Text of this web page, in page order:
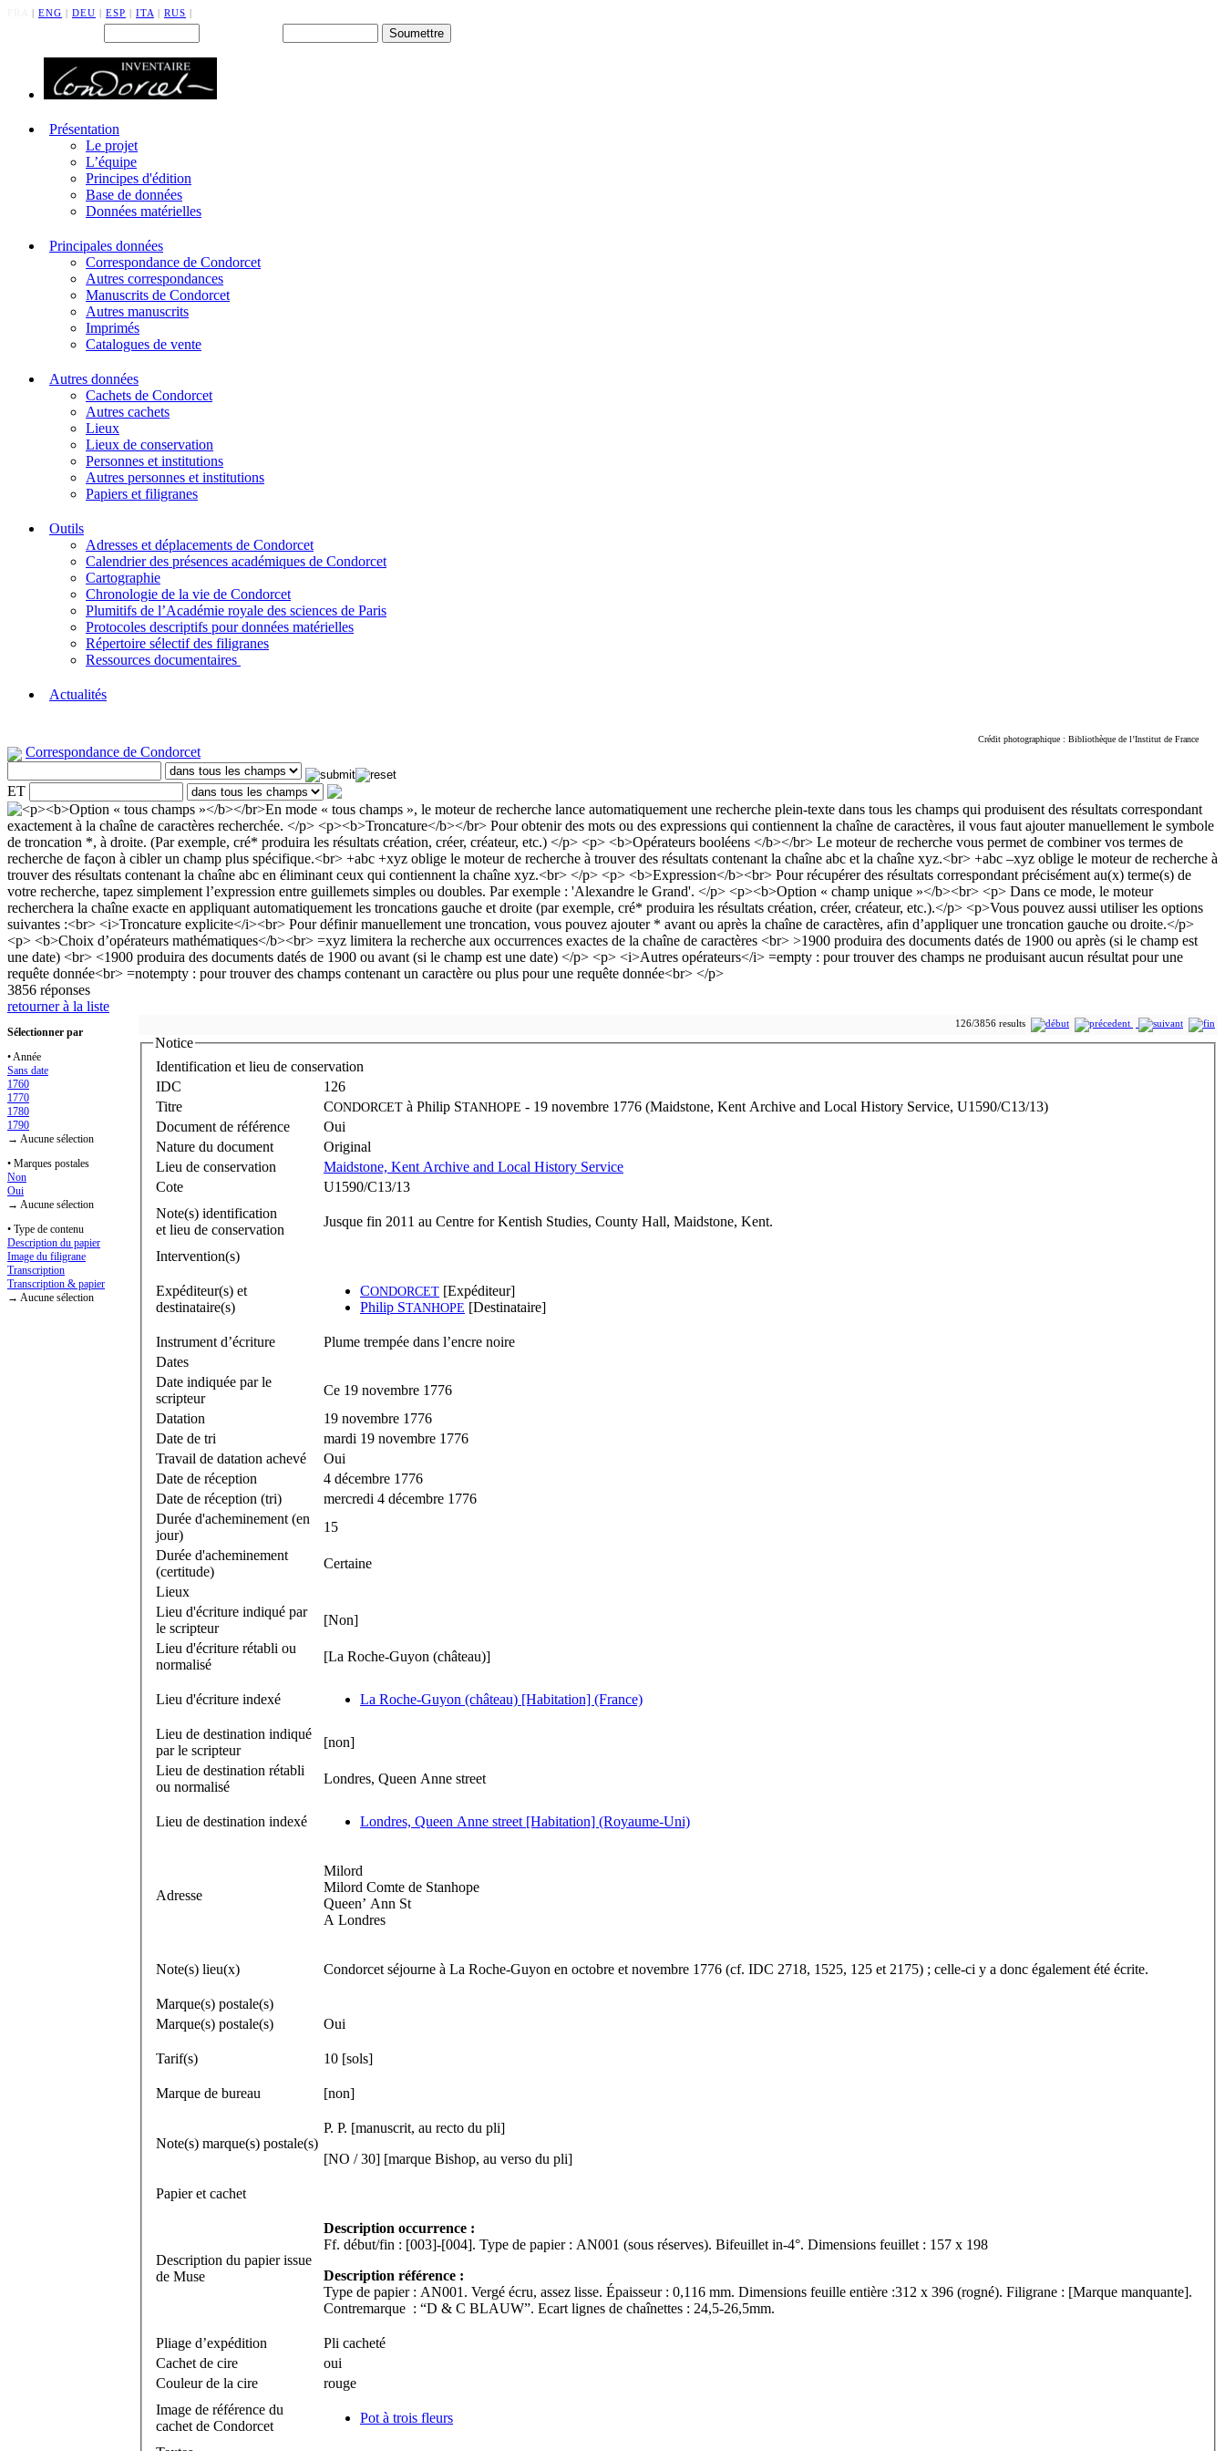
| ENG | DEU | ESP | ITA | RUS |
Présentation
Le projet
L’équipe
Principes d'édition
Base de données
Données matérielles
Principales données
Correspondance de Condorcet
Autres correspondances
Manuscrits de Condorcet
Autres manuscrits
Imprimés
Catalogues de vente
Autres données
Cachets de Condorcet
Autres cachets
Lieux
Lieux de conservation
Personnes et institutions
Autres personnes et institutions
Papiers et filigranes
Outils
Adresses et déplacements de Condorcet
Calendrier des présences académiques de Condorcet
Cartographie
Chronologie de la vie de Condorcet
Plumitifs de l’Académie royale des sciences de Paris
Protocoles descriptifs pour données matérielles
Répertoire sélectif des filigranes
Ressources documentaires
Actualités
Crédit photographique : Bibliothèque de l’Institut de France
Correspondance de Condorcet
ET
3856 réponses
retourner à la liste
Sélectionner par
• Année
Sans date
1760
1770
1780
1790
→ Aucune sélection
• Marques postales
Non
Oui
→ Aucune sélection
• Type de contenu
Description du papier
Image du filigrane
Transcription
Transcription & papier
→ Aucune sélection
126/3856 results
Notice
Identification et lieu de conservation
IDC
126
Titre
CONDORCET à Philip STANHOPE - 19 novembre 1776 (Maidstone, Kent Archive and Local History Service, U1590/C13/13)
Document de référence
Oui
Nature du document
Original
Lieu de conservation
Maidstone, Kent Archive and Local History Service
Cote
U1590/C13/13
Note(s) identification
et lieu de conservation
Jusque fin 2011 au Centre for Kentish Studies, County Hall, Maidstone, Kent.
Intervention(s)
Expéditeur(s) et
destinataire(s)
CONDORCET [Expéditeur]
Philip STANHOPE [Destinataire]
Instrument d’écriture
Plume trempée dans l’encre noire
Dates
Date indiquée par le
scripteur
Ce 19 novembre 1776
Datation
19 novembre 1776
Date de tri
mardi 19 novembre 1776
Travail de datation achevé
Oui
Date de réception
4 décembre 1776
Date de réception (tri)
mercredi 4 décembre 1776
Durée d'acheminement (en
jour)
15
Durée d'acheminement
(certitude)
Certaine
Lieux
Lieu d'écriture indiqué par
le scripteur
[Non]
Lieu d'écriture rétabli ou
normalisé
[La Roche-Guyon (château)]
Lieu d'écriture indexé La Roche-Guyon (château) [Habitation] (France)
Lieu de destination indiqué
par le scripteur
[non]
Lieu de destination rétabli
ou normalisé
Londres, Queen Anne street
Lieu de destination indexé Londres, Queen Anne street [Habitation] (Royaume-Uni)
Adresse
Milord
Milord Comte de Stanhope
Queen’ Ann St
A Londres
Note(s) lieu(x) Condorcet séjourne à La Roche-Guyon en octobre et novembre 1776 (cf. IDC 2718, 1525, 125 et 2175) ; celle-ci y a donc également été écrite.
Marque(s) postale(s)
Marque(s) postale(s)
Oui
Tarif(s) 10 [sols]
Marque de bureau [non]
Note(s) marque(s) postale(s)
P. P. [manuscrit, au recto du pli]
[NO / 30] [marque Bishop, au verso du pli]
Papier et cachet
Description du papier issue
de Muse
Description occurrence :
Ff. début/fin : [003]-[004]. Type de papier : AN001 (sous réserves). Bifeuillet in-4°. Dimensions feuillet : 157 x 198
Description référence :
Type de papier : AN001. Vergé écru, assez lisse. Épaisseur : 0,116 mm. Dimensions feuille entière :312 x 396 (rogné). Filigrane : [Marque manquante].
Contremarque : “D & C BLAUW”. Ecart lignes de chaînettes : 24,5-26,5mm.
Pliage d’expédition
Pli cacheté
Cachet de cire
oui
Couleur de la cire
rouge
Image de référence du
cachet de Condorcet
Pot à trois fleurs